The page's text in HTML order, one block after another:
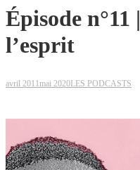
Épisode n°11
l’esprit
avril 2011mai 2020 LES PODCASTS